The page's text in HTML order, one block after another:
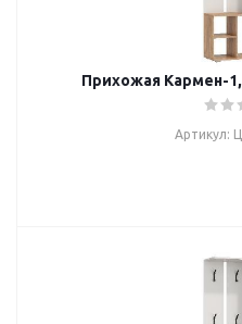
Прихожая Кармен-
Артикул: